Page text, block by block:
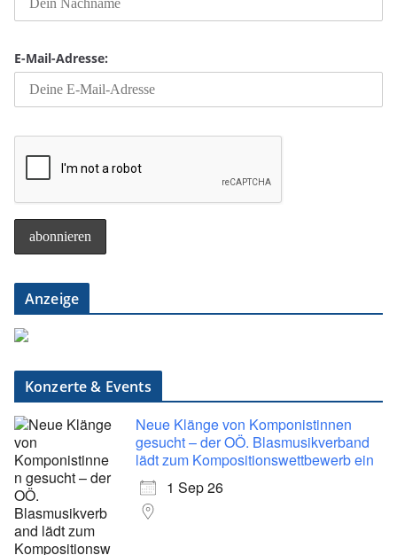
E-Mail-Adresse:
Anzeige
Konzerte & Events
Neue Klänge von Komponistinnen
gesucht – der OÖ. Blasmusikverband
lädt zum Kompositionswettbewerb ein
1 Sep 26